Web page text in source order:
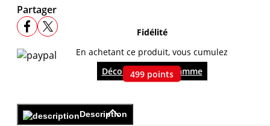
Partager
Fidélité
En achetant ce produit, vous cumulez
499 points
Découvrir le programme
Description